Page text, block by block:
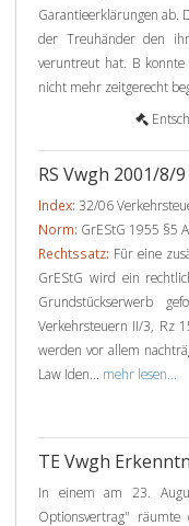
Garantieerklärungen ab.
der Treuhänder den
veruntreut hat. B
nicht mehr zeitgerecht
RS Vwgh 2001/8/
Index: 32/06
Norm: GrEStG 1955 §5
Rechtssatz: Für eine
GrEStG wird ein
Grundstückserwerb
Verkehrsteuern II/3, Rz
werden vor allem
Law Iden... mehr lesen...
TE Vwgh
In einem am 23.
Optionsvertrag"